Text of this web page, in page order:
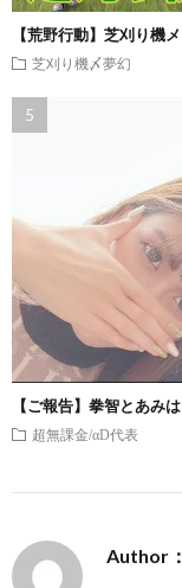
【荒野行動】芝刈り機
芝刈り機〆夢幻
【ご報告】拳智とあみ
超無課金/αD代表
Author